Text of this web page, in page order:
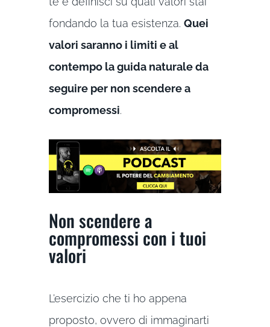
fondando la tua esistenza. Quei
valori saranno i limiti e al
contempo la guida naturale da
seguire per non scendere a
compromessi.
Non scendere a
compromessi con i tuoi
valori
L’esercizio che ti ho appena
proposto, ovvero di immaginarti